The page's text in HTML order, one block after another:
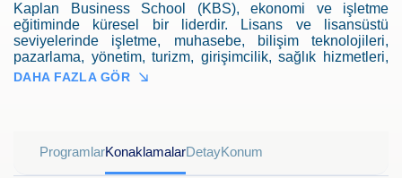
Kaplan Business School (KBS), ekonomi ve işletme
eğitiminde küresel bir liderdir. Lisans ve lisansüstü
seviyelerinde işletme, muhasebe, bilişim teknolojileri,
pazarlama, yönetim, turizm, girişimcilik, sağlık hizmetleri,
dijital yönetim, analitik, proje yönetimi ve liderlik dersleri
halinde bulunduğu bir ortam sunar ve Kampüs, Rundle
Mall ana alışveriş bölgesine dakikalar uzaklıkta merkezi bir
DAHA FAZLA GÖR
ProgramlarKonaklamalarDetayKonum